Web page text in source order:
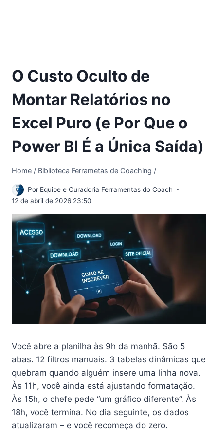
O Custo Oculto de
Montar Relatórios no
Excel Puro (e Por Que o
Power BI É a Única Saída)
Home / Biblioteca Ferrametas de Coaching /
Por Equipe e Curadoria Ferramentas do Coach
12 de abril de 2026 23:50
Você abre a planilha às 9h da manhã. São 5
abas. 12 filtros manuais. 3 tabelas dinâmicas que
quebram quando alguém insere uma linha nova.
Às 11h, você ainda está ajustando formatação.
Às 15h, o chefe pede “um gráfico diferente”. Às
18h, você termina. No dia seguinte, os dados
atualizaram – e você recomeça do zero.